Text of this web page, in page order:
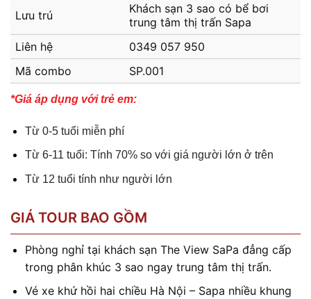
Lưu trú
Khách sạn 3 sao có bể bơi
trung tâm thị trấn Sapa
Liên hệ
0349 057 950
Mã combo
SP.001
*Giá áp dụng với trẻ em:
Từ 0-5 tuổi miễn phí
Từ 6-11 tuổi: Tính 70% so với giá người lớn ở trên
Từ 12 tuổi tính như người lớn
GIÁ TOUR BAO GỒM
Phòng nghỉ tại khách sạn The View SaPa đẳng cấp
trong phân khúc 3 sao ngay trung tâm thị trấn.
Vé xe khứ hồi hai chiều Hà Nội – Sapa nhiều khung